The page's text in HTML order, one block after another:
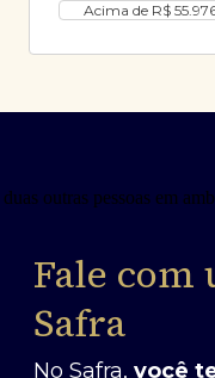
Acima de R$
Fale com
Safra
No Safra, você